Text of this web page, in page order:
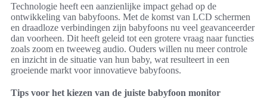
Technologie heeft een aanzienlijke impact gehad op de
ontwikkeling van babyfoons. Met de komst van LCD schermen
en draadloze verbindingen zijn babyfoons nu veel geavanceerder
dan voorheen. Dit heeft geleid tot een grotere vraag naar functies
zoals zoom en tweeweg audio. Ouders willen nu meer controle
en inzicht in de situatie van hun baby, wat resulteert in een
groeiende markt voor innovatieve babyfoons.
Tips voor het kiezen van de juiste babyfoon monitor